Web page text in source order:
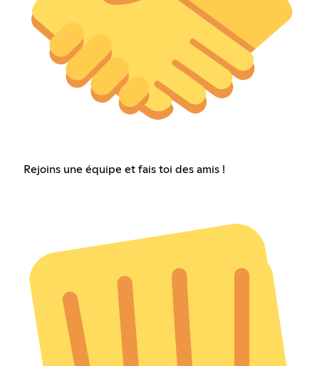
Rejoins une équipe et fais toi des amis !